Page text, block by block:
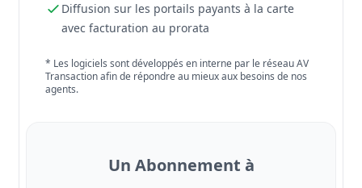
Diffusion sur les portails payants à la carte
avec facturation au prorata
* Les logiciels sont développés en interne par le réseau AV
Transaction afin de répondre au mieux aux besoins de nos
agents.
Un Abonnement à